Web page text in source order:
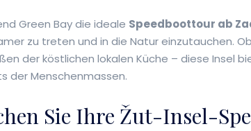
Green Bay die ideale Speedboottour ab
zu treten und in die Natur einzutauchen.
der köstlichen lokalen Küche – diese Insel
der Menschenmassen.
Sie Ihre Žut-Insel-